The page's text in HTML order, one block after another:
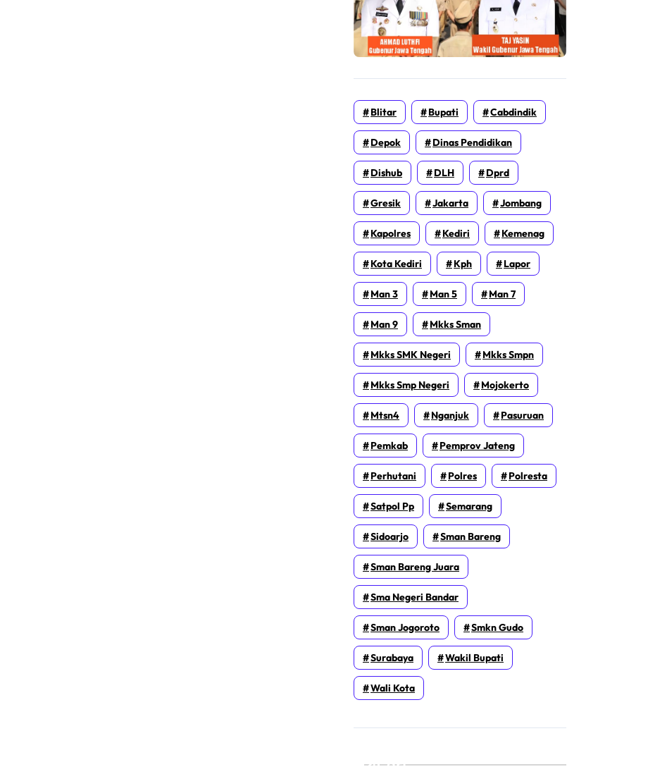
Blitar Bupati Cabdindik
Depok Dinas Pendidikan
Dishub DLH Dprd
Gresik Jakarta Jombang
Kapolres Kediri Kemenag
Kota Kediri Kph Lapor
Man 3 Man 5 Man 7
Man 9 Mkks Sman
Mkks SMK Negeri Mkks Smpn
Mkks Smp Negeri Mojokerto
Mtsn4 Nganjuk Pasuruan
Pemkab Pemprov Jateng
Perhutani Polres Polresta
Satpol Pp Semarang
Sidoarjo Sman Bareng
Sman Bareng Juara
Sma Negeri Bandar
Sman Jogoroto Smkn Gudo
Surabaya Wakil Bupati
Wali Kota
Cari